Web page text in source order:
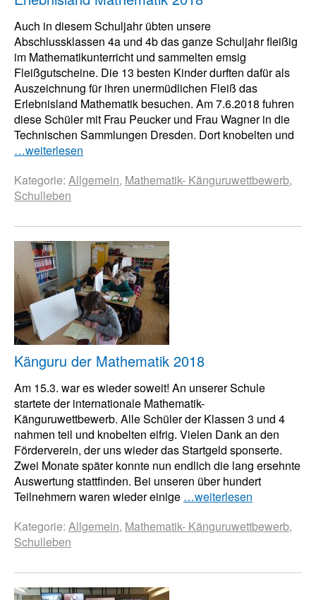
Auch in diesem Schuljahr übten unsere
Abschlussklassen 4a und 4b das ganze Schuljahr fleißig
im Mathematikunterricht und sammelten emsig
Fleißgutscheine. Die 13 besten Kinder durften dafür als
Auszeichnung für ihren unermüdlichen Fleiß das
Erlebnisland Mathematik besuchen. Am 7.6.2018 fuhren
diese Schüler mit Frau Peucker und Frau Wagner in die
Technischen Sammlungen Dresden. Dort knobelten und
…weiterlesen
Kategorie: Allgemein, Mathematik- Känguruwettbewerb,
Schulleben
Känguru der Mathematik 2018
Am 15.3. war es wieder soweit! An unserer Schule
startete der internationale Mathematik-
Känguruwettbewerb. Alle Schüler der Klassen 3 und 4
nahmen teil und knobelten eifrig. Vielen Dank an den
Förderverein, der uns wieder das Startgeld sponserte.
Zwei Monate später konnte nun endlich die lang ersehnte
Auswertung stattfinden. Bei unseren über hundert
Teilnehmern waren wieder einige …weiterlesen
Kategorie: Allgemein, Mathematik- Känguruwettbewerb,
Schulleben